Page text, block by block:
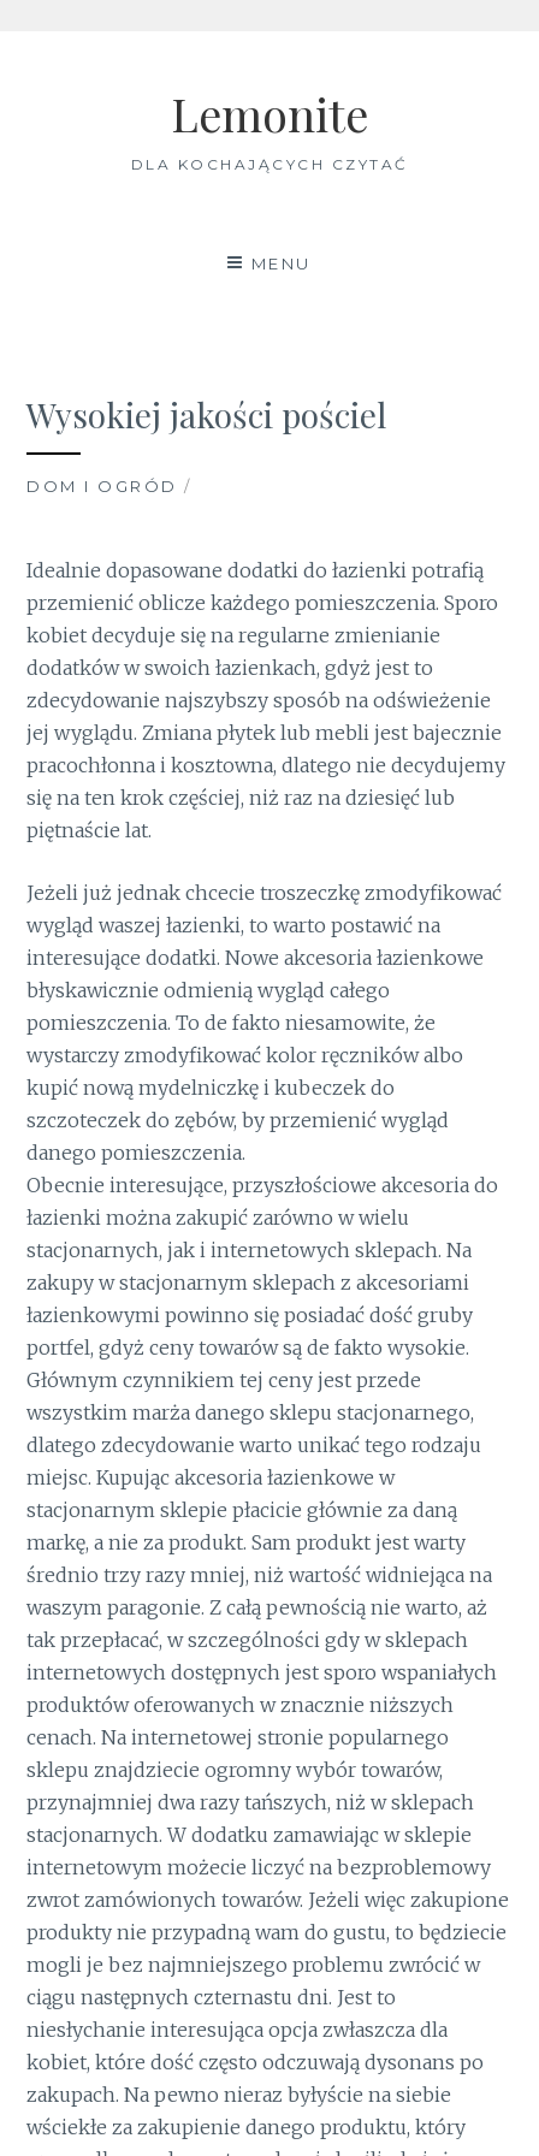
Lemonite
DLA KOCHAJĄCYCH CZYTAĆ
MENU
Wysokiej jakości pościel
DOM I OGRÓD /
Idealnie dopasowane dodatki do łazienki potrafią
przemienić oblicze każdego pomieszczenia. Sporo
kobiet decyduje się na regularne zmienianie
dodatków w swoich łazienkach, gdyż jest to
zdecydowanie najszybszy sposób na odświeżenie
jej wyglądu. Zmiana płytek lub mebli jest bajecznie
pracochłonna i kosztowna, dlatego nie decydujemy
się na ten krok częściej, niż raz na dziesięć lub
piętnaście lat.
Jeżeli już jednak chcecie troszeczkę zmodyfikować
wygląd waszej łazienki, to warto postawić na
interesujące dodatki. Nowe akcesoria łazienkowe
błyskawicznie odmienią wygląd całego
pomieszczenia. To de fakto niesamowite, że
wystarczy zmodyfikować kolor ręczników albo
kupić nową mydelniczkę i kubeczek do
szczoteczek do zębów, by przemienić wygląd
danego pomieszczenia.
Obecnie interesujące, przyszłościowe akcesoria do
łazienki można zakupić zarówno w wielu
stacjonarnych, jak i internetowych sklepach. Na
zakupy w stacjonarnym sklepach z akcesoriami
łazienkowymi powinno się posiadać dość gruby
portfel, gdyż ceny towarów są de fakto wysokie.
Głównym czynnikiem tej ceny jest przede
wszystkim marża danego sklepu stacjonarnego,
dlatego zdecydowanie warto unikać tego rodzaju
miejsc. Kupując akcesoria łazienkowe w
stacjonarnym sklepie płacicie głównie za daną
markę, a nie za produkt. Sam produkt jest warty
średnio trzy razy mniej, niż wartość widniejąca na
waszym paragonie. Z całą pewnością nie warto, aż
tak przepłacać, w szczególności gdy w sklepach
internetowych dostępnych jest sporo wspaniałych
produktów oferowanych w znacznie niższych
cenach. Na internetowej stronie popularnego
sklepu znajdziecie ogromny wybór towarów,
przynajmniej dwa razy tańszych, niż w sklepach
stacjonarnych. W dodatku zamawiając w sklepie
internetowym możecie liczyć na bezproblemowy
zwrot zamówionych towarów. Jeżeli więc zakupione
produkty nie przypadną wam do gustu, to będziecie
mogli je bez najmniejszego problemu zwrócić w
ciągu następnych czternastu dni. Jest to
niesłychanie interesująca opcja zwłaszcza dla
kobiet, które dość często odczuwają dysonans po
zakupach. Na pewno nieraz byłyście na siebie
wściekłe za zakupienie danego produktu, który